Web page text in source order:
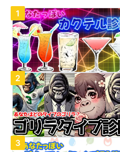
1
2
3